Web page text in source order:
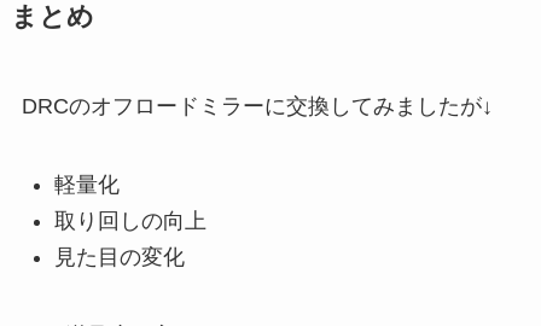
まとめ
DRCのオフロードミラーに交換してみましたが↓
軽量化
取り回しの向上
見た目の変化